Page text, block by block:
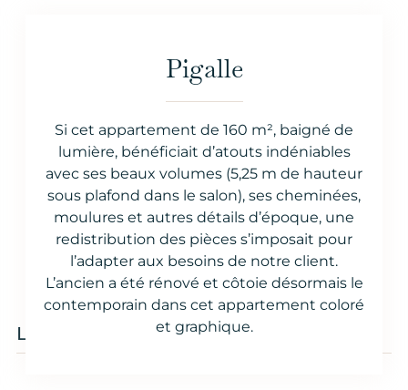
Pigalle
Si cet appartement de 160 m², baigné de
lumière, bénéficiait d’atouts indéniables
avec ses beaux volumes (5,25 m de hauteur
sous plafond dans le salon), ses cheminées,
moulures et autres détails d’époque, une
redistribution des pièces s’imposait pour
l’adapter aux besoins de notre client.
L’ancien a été rénové et côtoie désormais le
contemporain dans cet appartement coloré
et graphique.
Accueil>Découvrez nos dernières réalisations>Pigalle
DURÉE
6 mois
SURFACE
160 m²
Le salon XXL black & White,